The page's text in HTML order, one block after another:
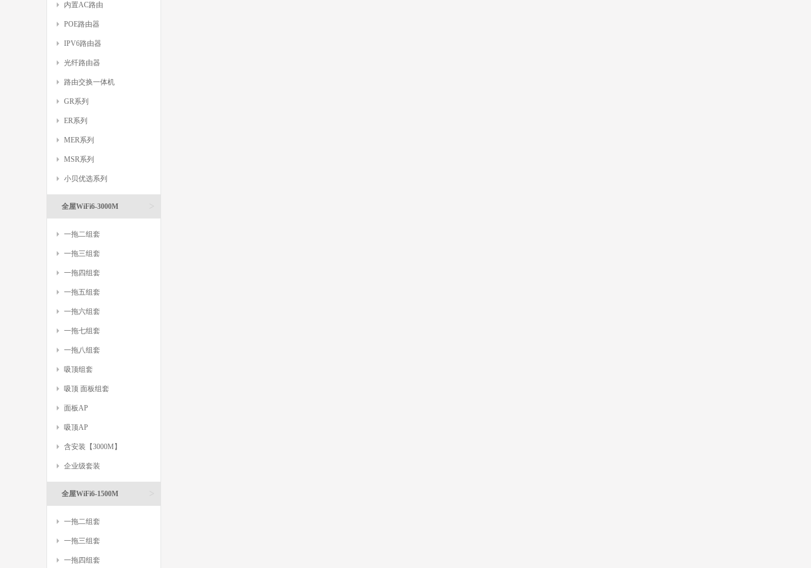
内置AC路由
POE路由器
IPV6路由器
光纤路由器
路由交换一体机
GR系列
ER系列
MER系列
MSR系列
小贝优选系列
全屋WiFi6-3000M
一拖二组套
一拖三组套
一拖四组套
一拖五组套
一拖六组套
一拖七组套
一拖八组套
吸顶组套
吸顶 面板组套
面板AP
吸顶AP
含安装【3000M】
企业级套装
全屋WiFi6-1500M
一拖二组套
一拖三组套
一拖四组套